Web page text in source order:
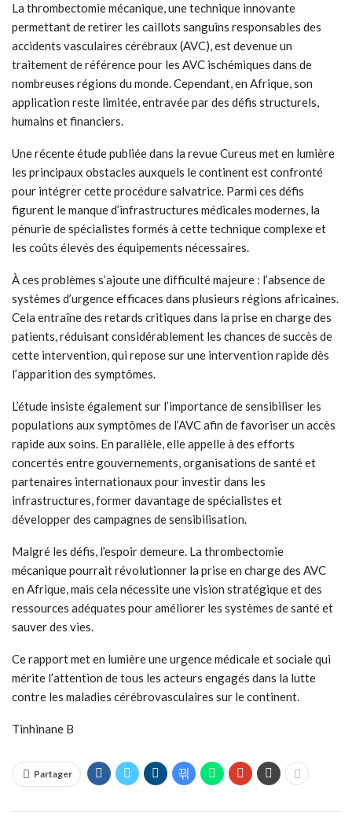
La thrombectomie mécanique, une technique innovante
permettant de retirer les caillots sanguins responsables des
accidents vasculaires cérébraux (AVC), est devenue un
traitement de référence pour les AVC ischémiques dans de
nombreuses régions du monde. Cependant, en Afrique, son
application reste limitée, entravée par des défis structurels,
humains et financiers.
Une récente étude publiée dans la revueCureus met en lumière
les principaux obstacles auxquels le continent est confronté
pour intégrer cette procédure salvatrice. Parmi ces défis
figurent le manque d’infrastructures médicales modernes, la
pénurie de spécialistes formés à cette technique complexe et
les coûts élevés des équipements nécessaires.
À ces problèmes s’ajoute une difficulté majeure : l’absence de
systèmes d’urgence efficaces dans plusieurs régions africaines.
Cela entraîne des retards critiques dans la prise en charge des
patients, réduisant considérablement les chances de succès de
cette intervention, qui repose sur une intervention rapide dès
l’apparition des symptômes.
L’étude insiste également sur l’importance de sensibiliser les
populations aux symptômes de l’AVC afin de favoriser un accès
rapide aux soins. En parallèle, elle appelle à des efforts
concertés entre gouvernements, organisations de santé et
partenaires internationaux pour investir dans les
infrastructures, former davantage de spécialistes et
développer des campagnes de sensibilisation.
Malgré les défis, l’espoir demeure. La thrombectomie
mécanique pourrait révolutionner la prise en charge des AVC
en Afrique, mais cela nécessite une vision stratégique et des
ressources adéquates pour améliorer les systèmes de santé et
sauver des vies.
Ce rapport met en lumière une urgence médicale et sociale qui
mérite l’attention de tous les acteurs engagés dans la lutte
contre les maladies cérébrovasculaires sur le continent.
Tinhinane B
Partager